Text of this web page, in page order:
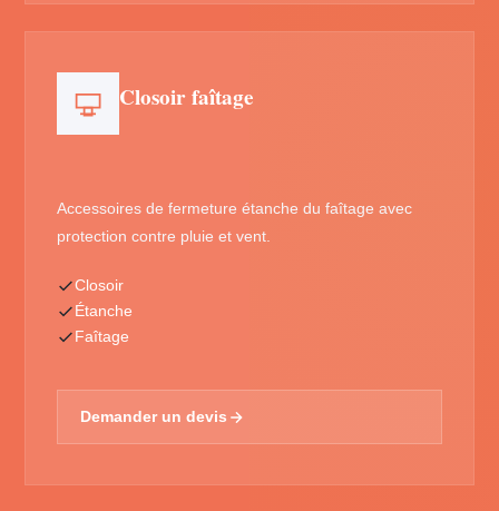
Closoir faîtage
Accessoires de fermeture étanche du faîtage avec
protection contre pluie et vent.
Closoir
Étanche
Faîtage
Demander un devis